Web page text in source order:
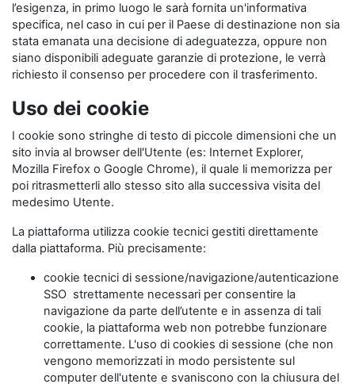
l’esigenza, in primo luogo le sarà fornita un'informativa
specifica, nel caso in cui per il Paese di destinazione non sia
stata emanata una decisione di adeguatezza, oppure non
siano disponibili adeguate garanzie di protezione, le verrà
richiesto il consenso per procedere con il trasferimento.
Uso dei cookie
I cookie sono stringhe di testo di piccole dimensioni che un
sito invia al browser dell'Utente (es: Internet Explorer,
Mozilla Firefox o Google Chrome), il quale li memorizza per
poi ritrasmetterli allo stesso sito alla successiva visita del
medesimo Utente.
La piattaforma utilizza cookie tecnici gestiti direttamente
dalla piattaforma. Più precisamente:
cookie tecnici di sessione/navigazione/autenticazione
SSO strettamente necessari per consentire la
navigazione da parte dell’utente e in assenza di tali
cookie, la piattaforma web non potrebbe funzionare
correttamente. L'uso di cookies di sessione (che non
vengono memorizzati in modo persistente sul
computer dell'utente e svaniscono con la chiusura del